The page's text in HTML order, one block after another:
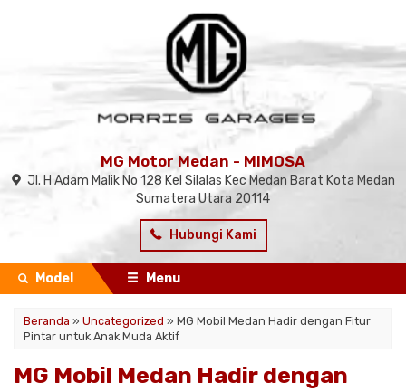
MG Motor Medan - MIMOSA
Jl. H Adam Malik No 128 Kel Silalas Kec Medan Barat Kota Medan
Sumatera Utara 20114
Hubungi Kami
Model Menu
Beranda » Uncategorized » MG Mobil Medan Hadir dengan Fitur
Pintar untuk Anak Muda Aktif
MG Mobil Medan Hadir dengan